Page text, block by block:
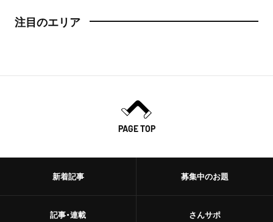
注目のエリア
PAGE TOP
新着記事
記事・連載
募集中のお題
さんサポ